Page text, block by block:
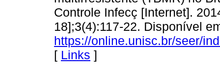
Controle Infecç [Internet].
18];3(4):117-22. Disponível
https://online.unisc.br/seer/
[ Links ]